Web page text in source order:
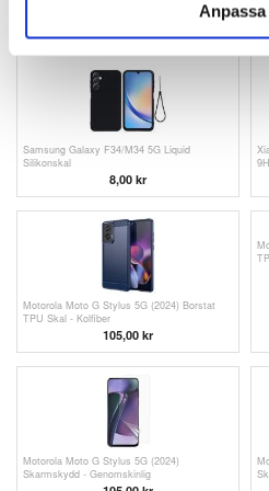
Anpassa
Samsung Galaxy F34/M34 5G Liquid
Silikonskal
8,00 kr
Motorola Moto G Stylus 5G (2024) Borstat
TPU Skal - Kolfiber
105,00 kr
Motorola Moto G Stylus 5G (2024)
Skarmskydd - Genomskinlig